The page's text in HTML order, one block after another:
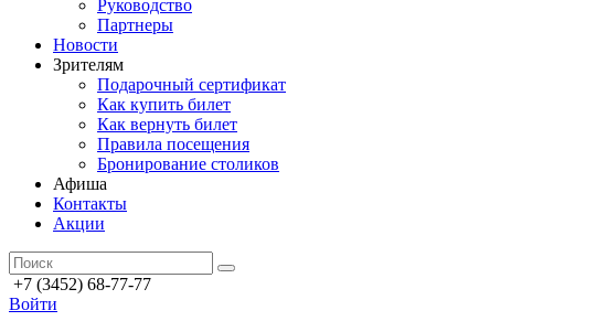
Руководство
Партнеры
Новости
Зрителям
Подарочный сертификат
Как купить билет
Как вернуть билет
Правила посещения
Бронирование столиков
Афиша
Контакты
Акции
+7 (3452) 68-77-77
Войти